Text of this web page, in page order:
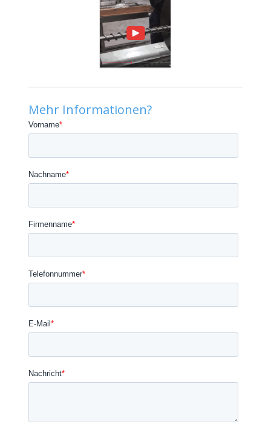
Mehr Informationen?